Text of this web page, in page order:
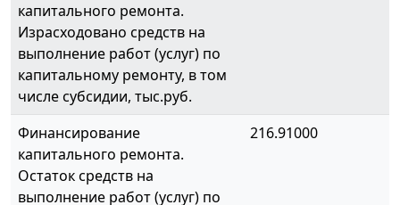
капитального ремонта.
Израсходовано средств на
выполнение работ (услуг) по
капитальному ремонту, в том
числе субсидии, тыс.руб.
Финансирование
капитального ремонта.
Остаток средств на
выполнение работ (услуг) по
216.91000